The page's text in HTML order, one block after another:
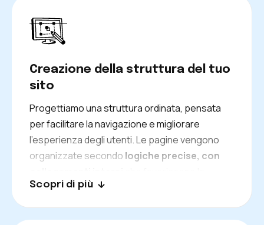
Creazione della struttura del tuo
sito
Progettiamo una struttura ordinata, pensata
per facilitare la navigazione e migliorare
l’esperienza degli utenti. Le pagine vengono
organizzate secondo logiche precise, con
scoperta dei contenuti e supportano il
sia gli utenti sia i motori di ricerca a
Scopri di più